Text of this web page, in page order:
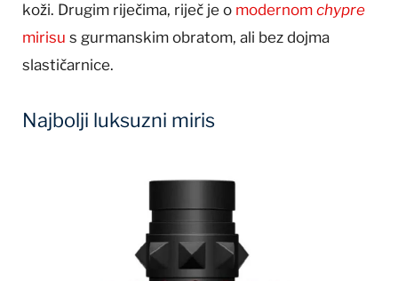
koži. Drugim riječima, riječ je o modernom chypre
mirisu s gurmanskim obratom, ali bez dojma
slastičarnice.
Najbolji luksuzni miris